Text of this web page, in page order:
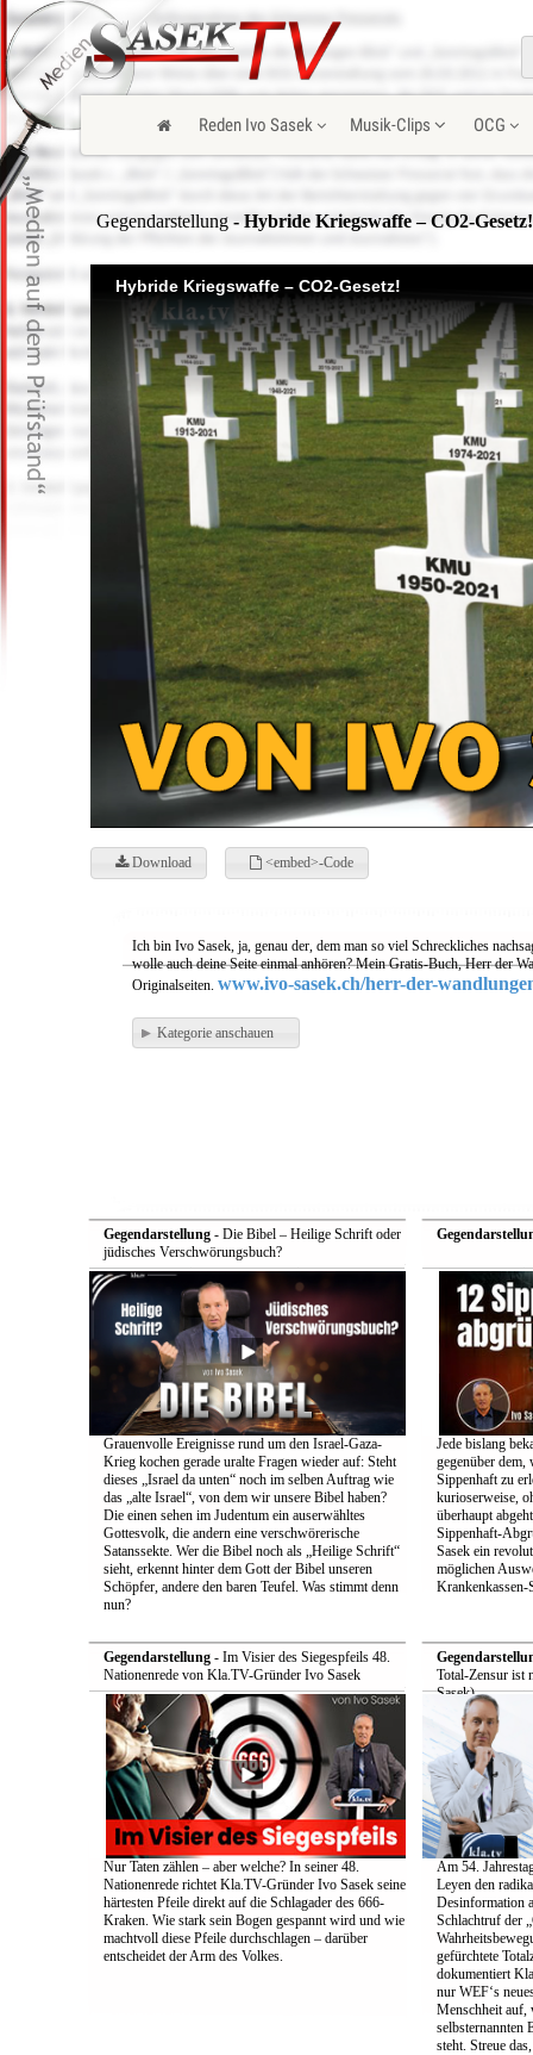
Reden Ivo Sasek Musik-Clips OCG
Gegendarstellung - Hybride Kriegswaffe – CO2-Gesetz!
Hybride Kriegswaffe – CO2-Gesetz!
Download <embed>-Code
Ich bin Ivo Sasek, ja, genau der, dem man so viel Schreckliches
wolle auch deine Seite einmal anhören? Mein Gratis-Buch, Herr der
Originalseiten. www.ivo-sasek.ch/herr-der-
Kategorie anschauen
Gegendarstellung- Die Bibel – Heilige Schrift oder
jüdisches Verschwörungsbuch?
Grauenvolle Ereignisse rund um den Israel-Gaza-
Krieg kochen gerade uralte Fragen wieder auf: Steht
dieses „Israel da unten“ noch im selben Auftrag wie
das „alte Israel“, von dem wir unsere Bibel haben?
Die einen sehen im Judentum ein auserwähltes
Gottesvolk, die andern eine verschwörerische
Satanssekte. Wer die Bibel noch als „Heilige Schrift“
sieht, erkennt hinter dem Gott der Bibel unseren
Schöpfer, andere den baren Teufel. Was stimmt denn
nun?
Jede bislang
gegenüber dem,
Sippenhaft zu
kurioserweise,
überhaupt
Sippenhaft-
Sasek ein
möglichen
Krankenkassen-
Gegendarstellung- Im Visier des Siegespfeils 48.
Nationenrede von Kla.TV-Gründer Ivo Sasek
Nur Taten zählen – aber welche? In seiner 48.
Nationenrede richtet Kla.TV-Gründer Ivo Sasek seine
härtesten Pfeile direkt auf die Schlagader des 666-
Kraken. Wie stark sein Bogen gespannt wird und wie
machtvoll diese Pfeile durchschlagen – darüber
entscheidet der Arm des Volkes.
Total-Zensur ist
Sasek)
Am 54.
Leyen den
Desinformation
Schlachtruf der
gefürchtete
dokumentiert
nur WEF‘s
Menschheit auf,
selbsternannten
steht. Streue